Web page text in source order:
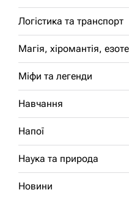
Логістика та транспорт
Магія, хіромантія,
Міфи та легенди
Навчання
Напої
Наука та природа
Новини